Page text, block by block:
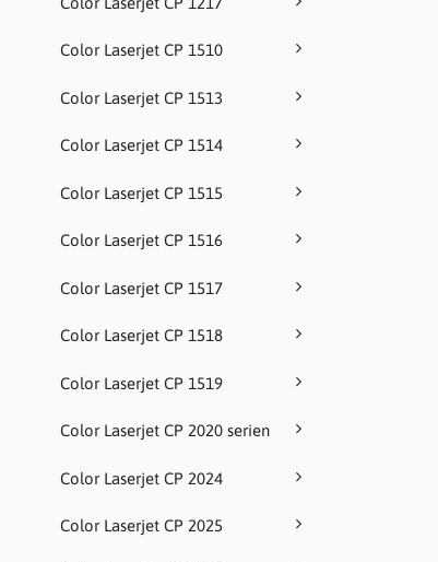
Color Laserjet CP 1510
Color Laserjet CP 1513
Color Laserjet CP 1514
Color Laserjet CP 1515
Color Laserjet CP 1516
Color Laserjet CP 1517
Color Laserjet CP 1518
Color Laserjet CP 1519
Color Laserjet CP 2020 serien
Color Laserjet CP 2024
Color Laserjet CP 2025